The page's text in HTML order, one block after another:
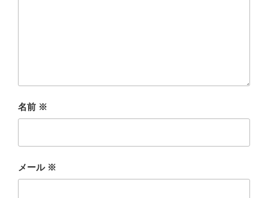
名前 ※
メール ※